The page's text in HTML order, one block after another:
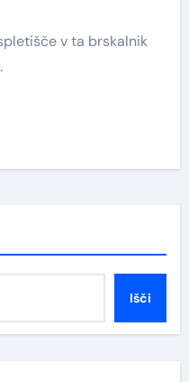
v ta brskalnik
Išči